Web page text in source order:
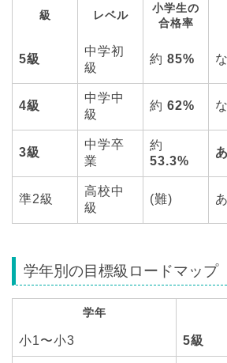
級 レベル
小学生の
合格率
5級
中学初
級
約 85%
4級
中学中
級
約 62%
3級
中学卒
業
約
53.3%
準2級
高校中
級
(難)
学年別の目標級ロードマップ
学年
小1〜小3 5級